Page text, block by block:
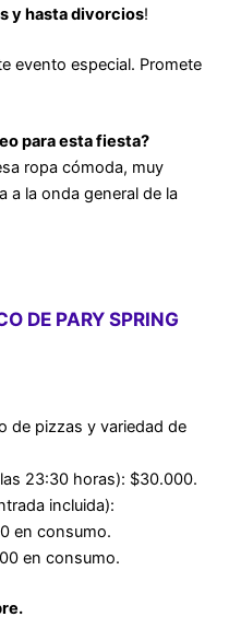
y hasta divorcios!
evento especial. Promete
para esta fiesta?
ropa cómoda, muy
a la onda general de la
DE PARY SPRING
de pizzas y variedad de
23:30 horas): $30.000.
incluida):
en consumo.
en consumo.